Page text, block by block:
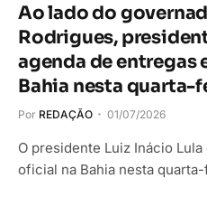
Ao lado do
Rodrigues,
agenda de entregas
Bahia nesta quarta-
Por REDAÇÃO 01/07/2026
O presidente Luiz Inácio
oficial na Bahia nesta